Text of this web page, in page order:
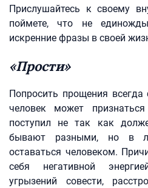
Прислушайтесь к своему
поймете, что не
искренние фразы в своей
«Прости»
Попросить прощения
человек может
поступил не так как
бывают разными, но в
оставаться человеком.
себя негативной
угрызений совести,